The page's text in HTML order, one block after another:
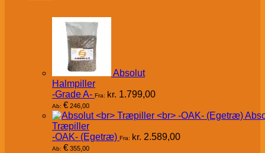
Absolut
Halmpiller
-Grade A- Fra: kr. 1.799,00
Ab: € 246,00
Træpiller
-OAK- (Egetræ) Fra: kr. 2.589,00
Ab: € 355,00